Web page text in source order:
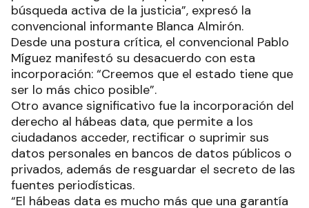
búsqueda activa de la justicia”, expresó la
convencional informante Blanca Almirón.
Desde una postura crítica, el convencional Pablo
Míguez manifestó su desacuerdo con esta
incorporación: “Creemos que el estado tiene que
ser lo más chico posible”.
Otro avance significativo fue la incorporación del
derecho al hábeas data, que permite a los
ciudadanos acceder, rectificar o suprimir sus
datos personales en bancos de datos públicos o
privados, además de resguardar el secreto de las
fuentes periodísticas.
“El hábeas data es mucho más que una garantía